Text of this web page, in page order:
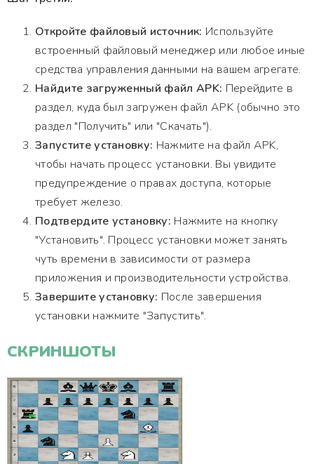
Откройте файловый источник: Используйте
встроенный файловый менеджер или любое иные
средства управления данными на вашем агрегате.
Найдите загруженный файл APK: Перейдите в
раздел, куда был загружен файл APK (обычно это
раздел "Получить" или "Скачать").
Запустите установку: Нажмите на файл APK,
чтобы начать процесс установки. Вы увидите
предупреждение о правах доступа, которые
требует железо.
Подтвердите установку: Нажмите на кнопку
"Установить". Процесс установки может занять
чуть времени в зависимости от размера
приложения и производительности устройства.
Завершите установку: После завершения
установки нажмите "Запустить".
СКРИНШОТЫ